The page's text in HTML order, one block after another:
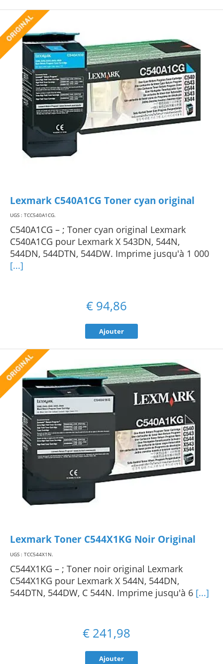
Lexmark C540A1CG Toner cyan original
UGS : TCC540A1CG.
C540A1CG – ; Toner cyan original Lexmark
C540A1CG pour Lexmark X 543DN, 544N,
544DN, 544DTN, 544DW. Imprime jusqu'à 1 000
[...]
€ 94,86
Ajouter
Lexmark Toner C544X1KG Noir Original
UGS : TCC544X1N.
C544X1KG – ; Toner noir original Lexmark
C544X1KG pour Lexmark X 544N, 544DN,
544DTN, 544DW, C 544N. Imprime jusqu'à 6 [...]
€ 241,98
Ajouter